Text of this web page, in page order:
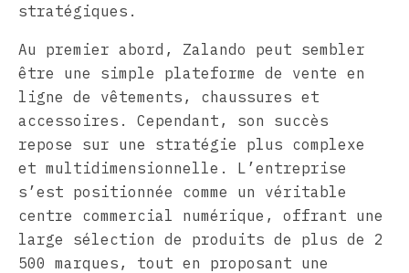
stratégiques.
Au premier abord, Zalando peut sembler
être une simple plateforme de vente en
ligne de vêtements, chaussures et
accessoires. Cependant, son succès
repose sur une stratégie plus complexe
et multidimensionnelle. L’entreprise
s’est positionnée comme un véritable
centre commercial numérique, offrant une
large sélection de produits de plus de 2
500 marques, tout en proposant une